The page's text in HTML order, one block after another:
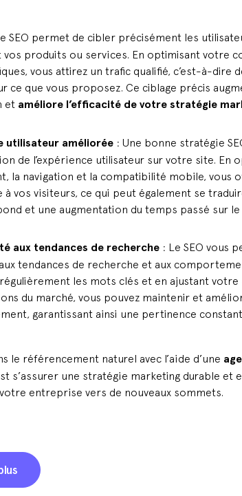
SEO permet de cibler précisément les
vos produits ou services. En optimisant votre
vous attirez un trafic qualifié, c’est-à-dire
ce que vous proposez. Ce ciblage précis
et améliore l’efficacité de votre stratégie
utilisateur améliorée : Une bonne stratégie
de l’expérience utilisateur sur votre site. En
la navigation et la compatibilité mobile, vous
à vos visiteurs, ce qui peut également se
et une augmentation du temps passé sur le
aux tendances de recherche : Le SEO vous
tendances de recherche et aux
les mots clés et en ajustant
du marché, vous pouvez maintenir et
garantissant ainsi une pertinence
le référencement naturel avec l’aide d’une
s’assurer une stratégie marketing durable et
entreprise vers de nouveaux sommets.